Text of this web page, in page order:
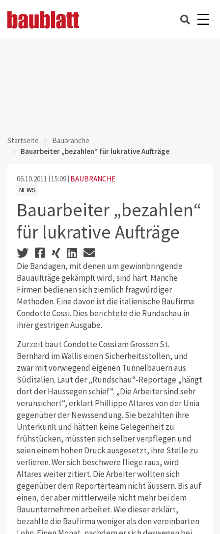
Startseite
Baubranche
Bauarbeiter „bezahlen“ für lukrative Aufträge
06.10.2011 15:09 BAUBRANCHE
NEWS
Bauarbeiter „bezahlen“
für lukrative Aufträge
Die Bandagen, mit denen um gewinnbringende
Bauaufträge gekämpft wird, sind hart. Manche
Firmen bedienen sich ziemlich fragwürdiger
Methoden. Eine davon ist die italienische Baufirma
Condotte Cossi. Dies berichtete die Rundschau in
ihrer gestrigen Ausgabe.
Zurzeit baut Condotte Cossi am Grossen St.
Bernhard im Wallis einen Sicherheitsstollen, und
zwar mit vorwiegend eigenen Tunnelbauern aus
Süditalien. Laut der „Rundschau“-Reportage „hängt
dort der Haussegen schief“. „Die Arbeiter sind sehr
verunsichert“, erklärt Phillippe Altares von der Unia
gegenüber der Newssendung. Sie bezahlten ihre
Unterkunft und hätten keine Gelegenheit zu
frühstücken, müssten sich selber verpflegen und
seien einem hohen Druck ausgesetzt, ihre Stelle zu
verlieren. Wer sich beschwere fliege raus, wird
Altares weiter zitiert. Die Arbeiter wollten sich
gegenüber dem Reporterteam nicht äussern. Bis auf
einen, der aber mittlerweile nicht mehr bei dem
Bauunternehmen arbeitet. Wie dieser erklärt,
bezahlte die Baufirma weniger als den vereinbarten